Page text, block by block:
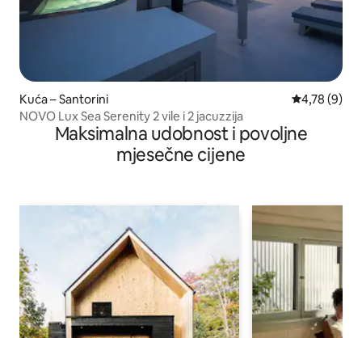
Kuća – Santorini Prosječna
4,78 (9)
NOVO Lux Sea Serenity 2 vile i 2 jacuzzija
Maksimalna udobnost i povoljne
mjesečne cijene